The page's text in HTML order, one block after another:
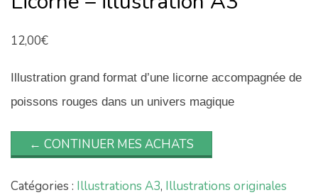
12,00€
Illustration grand format d’une licorne accompagnée de
poissons rouges dans un univers magique
← CONTINUER MES ACHATS
Catégories : Illustrations A3, Illustrations originales